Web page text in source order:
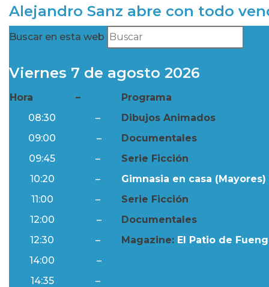
Alejandro Sanz abre con todo
Buscar en esta web
Viernes 7 de agosto 2026
Hora –
Programa
08:30
–
Dibujos Animados
09:00
–
Documentales
09:45
–
Serie Ficción
10:20
–
Gimnasia en casa (Mayores)
11:00
–
Serie Ficción
12:00
–
Documentales
12:30
– Magazine: El Patio de
14:00
–
14:35
–